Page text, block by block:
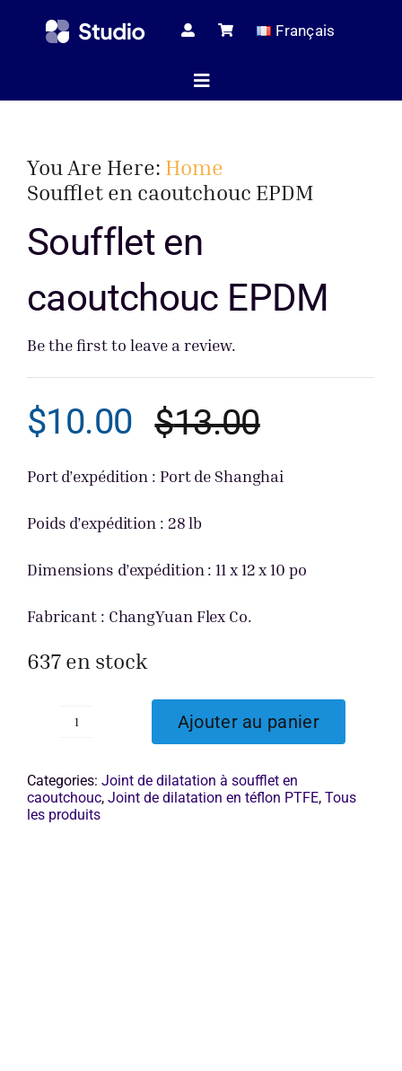
Français
Toggle
Tous les
You Are Here: Home
Soufflet en caoutchouc EPDM
Soufflet en
caoutchouc EPDM
Be the first to leave a review.
$13.00Le
prix
était :
$10.00
Le
prix
est :
Port d’expédition : Port de Shanghai
Poids d’expédition : 28 lb
Dimensions d’expédition : 11 x 12 x 10 po
Fabricant : ChangYuan Flex Co.
637 en stock
quantité
Soufflet
en
Ajouter au panier
Categories: Joint de dilatation à soufflet en
caoutchouc, Joint de dilatation en téflon PTFE, Tous
les produits